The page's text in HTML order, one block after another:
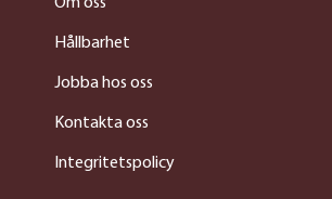
Hållbarhet
Jobba hos oss
Kontakta oss
Integritetspolicy